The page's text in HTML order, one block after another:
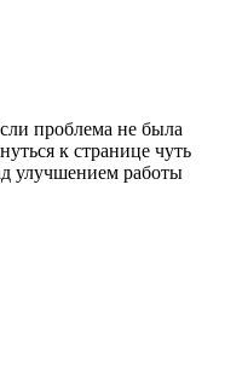
проблема не была
к странице чуть
улучшением работы